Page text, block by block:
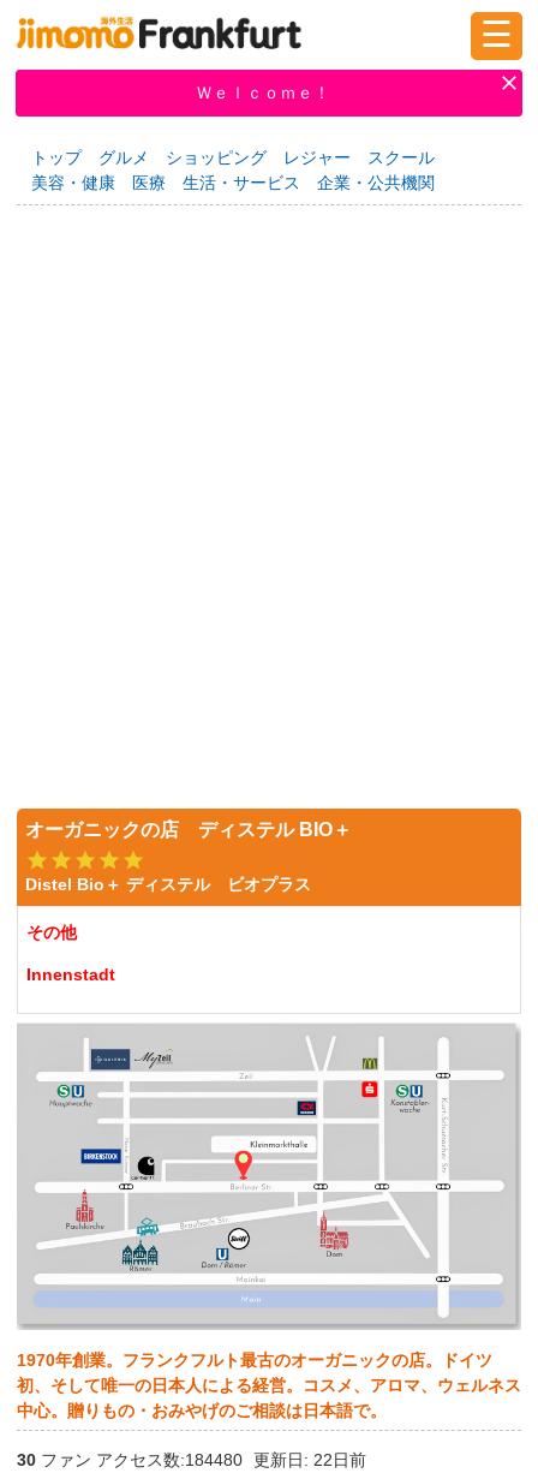
新規登録
掲示板 タウン情報 教えて！
☰
Ｗｅｌｃｏｍｅ！
トップ グルメ ショッピング レジャー
スクール
美容・健康
医療 生活・サービス 企業・公共機関
オーガニックの店 ディステル BIO＋
Distel Bio＋ ディステル ビオプラス
その他
Innenstadt
1970年創業。フランクフルト最古のオーガニックの店。ドイツ
初、そして唯一の日本人による経営。コスメ、アロマ、ウェルネス
中心。贈りもの・おみやげのご相談は日本語で。
30 ファン アクセス数:184480 更新日: 22日前